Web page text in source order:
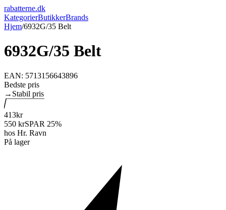
rabatterne.dk
KategorierButikkerBrands
Hjem/6932G/35 Belt
6932G/35 Belt
EAN: 5713156643896
Bedste pris
→ Stabil pris
413kr
550 krSPAR 25%
hos Hr. Ravn
På lager